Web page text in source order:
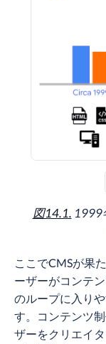
図14.1. 1999
ここでCMSが果
ーザーがコンテ
のループに入り
す。コンテンツ
ザーをクリエイ